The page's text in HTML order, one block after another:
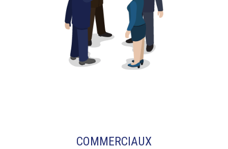
COMMERCIAUX